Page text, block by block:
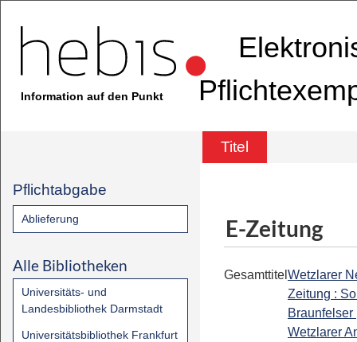
Information auf den Punkt
Titel
Pflichtabgabe
Ablieferung
Alle Bibliotheken
Universitäts- und
Landesbibliothek Darmstadt
Universitätsbibliothek Frankfurt
E-Zeitung
Gesamttitel Wetzlarer
Zeitung :
Braunfelser
Wetzlarer